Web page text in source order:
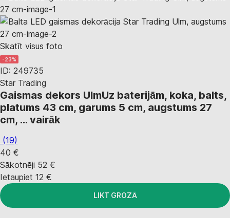
Skatīt visus foto
-23%
ID: 249735
Star Trading
Gaismas dekors UlmUz baterijām, koka, balts,
platums 43 cm, garums 5 cm, augstums 27
cm, … vairāk
(19)
40 €
Sākotnēji 52 €
Ietaupiet 12 €
LIKT GROZĀ